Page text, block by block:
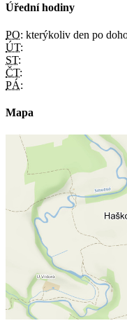
Úřední hodiny
PO: kterýkoliv den po
ÚT:
ST:
ČT:
PÁ:
Mapa